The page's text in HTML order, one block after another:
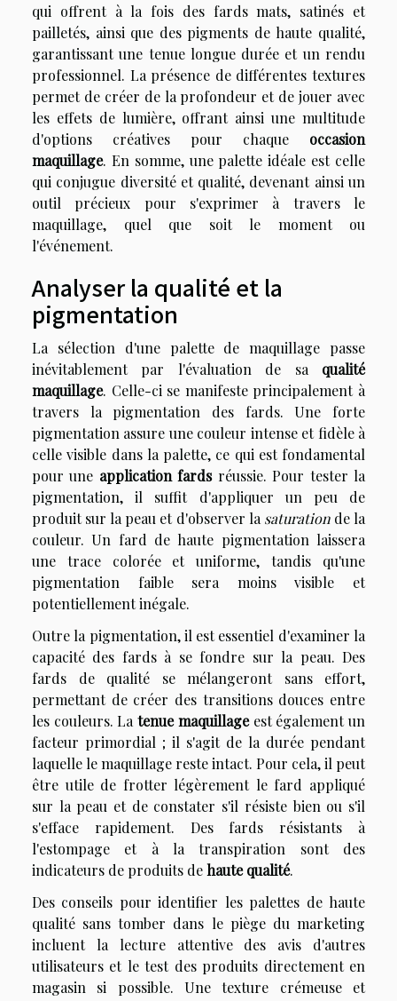
qui offrent à la fois des fards mats, satinés et
pailletés, ainsi que des pigments de haute qualité,
garantissant une tenue longue durée et un rendu
professionnel. La présence de différentes textures
permet de créer de la profondeur et de jouer avec
les effets de lumière, offrant ainsi une multitude
d'options créatives pour chaque occasion
maquillage. En somme, une palette idéale est celle
qui conjugue diversité et qualité, devenant ainsi un
outil précieux pour s'exprimer à travers le
maquillage, quel que soit le moment ou
l'événement.
Analyser la qualité et la
pigmentation
La sélection d'une palette de maquillage passe
inévitablement par l'évaluation de sa qualité
maquillage. Celle-ci se manifeste principalement à
travers la pigmentation des fards. Une forte
pigmentation assure une couleur intense et fidèle à
celle visible dans la palette, ce qui est fondamental
pour une application fardsréussie. Pour tester la
pigmentation, il suffit d'appliquer un peu de
produit sur la peau et d'observer la saturationde la
couleur. Un fard de haute pigmentation laissera
une trace colorée et uniforme, tandis qu'une
pigmentation faible sera moins visible et
potentiellement inégale.
Outre la pigmentation, il est essentiel d'examiner la
capacité des fards à se fondre sur la peau. Des
fards de qualité se mélangeront sans effort,
permettant de créer des transitions douces entre
les couleurs. Latenue maquillageest également un
facteur primordial ; il s'agit de la durée pendant
laquelle le maquillage reste intact. Pour cela, il peut
être utile de frotter légèrement le fard appliqué
sur la peau et de constater s'il résiste bien ou s'il
s'efface rapidement. Des fards résistants à
l'estompage et à la transpiration sont des
indicateurs de produits dehaute qualité.
Des conseils pour identifier les palettes de haute
qualité sans tomber dans le piège du marketing
incluent la lecture attentive des avis d'autres
utilisateurs et le test des produits directement en
magasin si possible. Une texture crémeuse et